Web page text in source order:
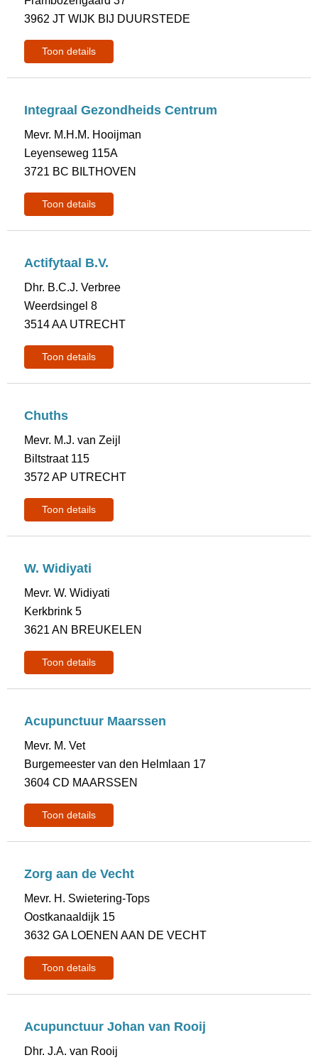
3962 JT WIJK BIJ DUURSTEDE
Toon details
Integraal Gezondheids Centrum
Mevr. M.H.M. Hooijman
Leyenseweg 115A
3721 BC BILTHOVEN
Toon details
Actifytaal B.V.
Dhr. B.C.J. Verbree
Weerdsingel 8
3514 AA UTRECHT
Toon details
Chuths
Mevr. M.J. van Zeijl
Biltstraat 115
3572 AP UTRECHT
Toon details
W. Widiyati
Mevr. W. Widiyati
Kerkbrink 5
3621 AN BREUKELEN
Toon details
Acupunctuur Maarssen
Mevr. M. Vet
Burgemeester van den Helmlaan 17
3604 CD MAARSSEN
Toon details
Zorg aan de Vecht
Mevr. H. Swietering-Tops
Oostkanaaldijk 15
3632 GA LOENEN AAN DE VECHT
Toon details
Acupunctuur Johan van Rooij
Dhr. J.A. van Rooij